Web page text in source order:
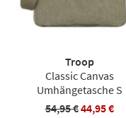
Troop
Classic Canvas
Umhängetasche S
54,95 €44,95 €